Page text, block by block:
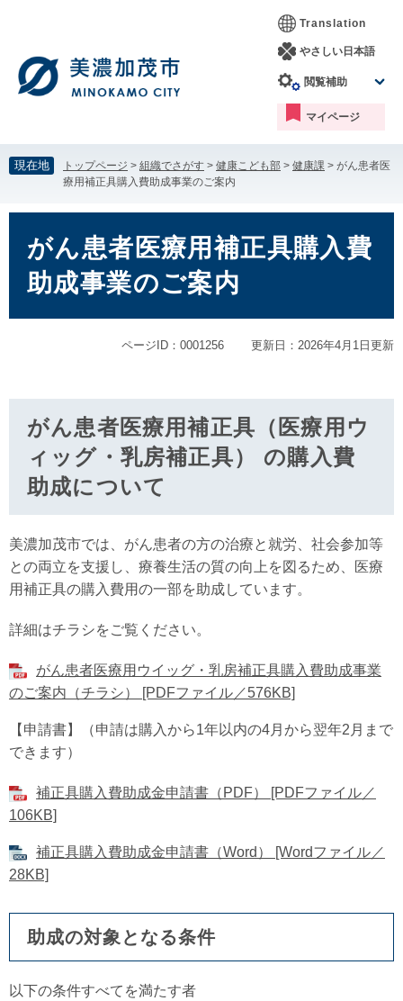
す。
し
て
本
へ
Translation
やさしい日本語
閲覧補助
マイページ
現在地 トップページ > 組織でさがす > 健康こども部 > 健康課 > がん患者医
療用補正具購入費助成事業のご案内
がん患者医療用補正具購入費
助成事業のご案内
ページID：0001256 更新日：2026年4月1日更新
がん患者医療用補正具（医療用ウ
ィッグ・乳房補正具） の購入費
助成について
美濃加茂市では、がん患者の方の治療と就労、社会参加等
との両立を支援し、療養生活の質の向上を図るため、医療
用補正具の購入費用の一部を助成しています。
詳細はチラシをご覧ください。
がん患者医療用ウイッグ・乳房補正具購入費助成事業
のご案内（チラシ） [PDFファイル／576KB]
【申請書】（申請は購入から1年以内の4月から翌年2月まで
できます）
補正具購入費助成金申請書（PDF） [PDFファイル／
106KB]
補正具購入費助成金申請書（Word） [Wordファイル／
28KB]
助成の対象となる条件
以下の条件すべてを満たす者